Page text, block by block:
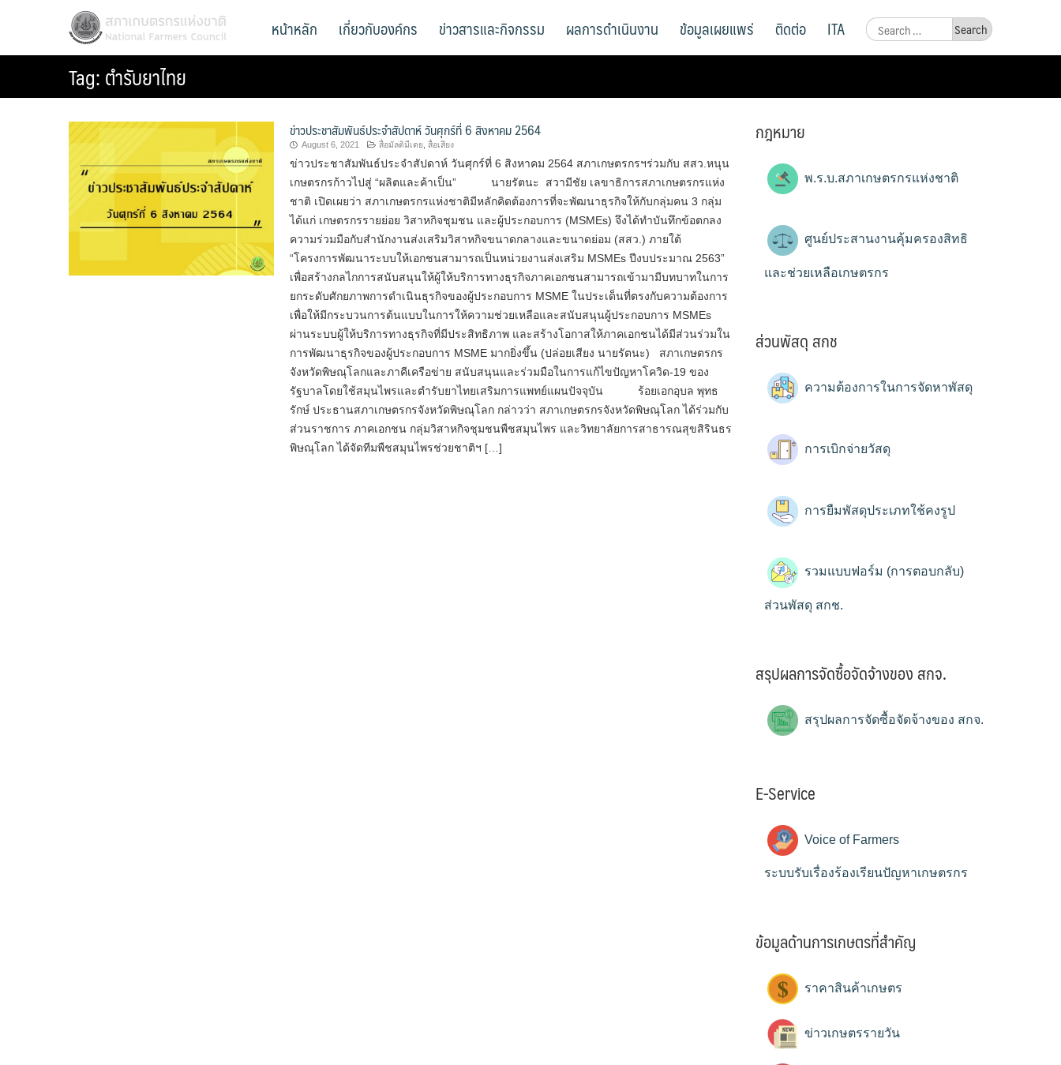
สภาเกษตรกรแห่งชาติ
National Farmers Council
Search
for:
หน้าหลัก เกี่ยวกับองค์กร ข่าวสารและกิจกรรม ผลการดำเนินงาน ข้อมูลเผยแพร่ ติดต่อ ITA
Tag:ตำรับยาไทย
ข่าวประชาสัมพันธ์ประจำสัปดาห์ วันศุกร์ที่ 6 สิงหาคม 2564
August 6, 2021 สื่อมัลติมีเดย, สื่อเสียง
ข่าวประชาสัมพันธ์ประจำสัปดาห์ วันศุกร์ที่ 6 สิงหาคม 2564 สภาเกษตรกรฯร่วมกับ สสว.หนุน
เกษตรกรก้าวไปสู่ “ผลิตและค้าเป็น” นายรัตนะ สวามีชัย เลขาธิการสภาเกษตรกรแห่ง
ชาติ เปิดเผยว่า สภาเกษตรกรแห่งชาติมีหลักคิดต้องการที่จะพัฒนาธุรกิจให้กับกลุ่มคน 3 กลุ่ม
ได้แก่ เกษตรกรรายย่อย วิสาหกิจชุมชน และผู้ประกอบการ (MSMEs) จึงได้ทำบันทึกข้อตกลง
ความร่วมมือกับสำนักงานส่งเสริมวิสาหกิจขนาดกลางและขนาดย่อม (สสว.) ภายใต้
“โครงการพัฒนาระบบให้เอกชนสามารถเป็นหน่วยงานส่งเสริม MSMEs ปีงบประมาณ 2563”
เพื่อสร้างกลไกการสนับสนุนให้ผู้ให้บริการทางธุรกิจภาคเอกชนสามารถเข้ามามีบทบาทในการ
ยกระดับศักยภาพการดำเนินธุรกิจของผู้ประกอบการ MSME ในประเด็นที่ตรงกับความต้องการ
เพื่อให้มีกระบวนการต้นแบบในการให้ความช่วยเหลือและสนับสนุนผู้ประกอบการ MSMEs
ผ่านระบบผู้ให้บริการทางธุรกิจที่มีประสิทธิภาพ และสร้างโอกาสให้ภาคเอกชนได้มีส่วนร่วมใน
การพัฒนาธุรกิจของผู้ประกอบการ MSME มากยิ่งขึ้น (ปล่อยเสียง นายรัตนะ) สภาเกษตรกร
จังหวัดพิษณุโลกและภาคีเครือข่าย สนับสนุนและร่วมมือในการแก้ไขปัญหาโควิด-19 ของ
รัฐบาลโดยใช้สมุนไพรและตำรับยาไทยเสริมการแพทย์แผนปัจจุบัน ร้อยเอกอุบล พุทธ
รักษ์ ประธานสภาเกษตรกรจังหวัดพิษณุโลก กล่าวว่า สภาเกษตรกรจังหวัดพิษณุโลก ได้ร่วมกับ
ส่วนราชการ ภาคเอกชน กลุ่มวิสาหกิจชุมชนพืชสมุนไพร และวิทยาลัยการสาธารณสุขสิรินธร
พิษณุโลก ได้จัดทีมพืชสมุนไพรช่วยชาติฯ […]
กฎหมาย
พ.ร.บ.สภาเกษตรกรแห่งชาติ
ศูนย์ประสานงานคุ้มครองสิทธิ
และช่วยเหลือเกษตรกร
ส่วนพัสดุ สกช
ความต้องการในการจัดหาพัสดุ
การเบิกจ่ายวัสดุ
การยืมพัสดุประเภทใช้คงรูป
รวมแบบฟอร์ม (การตอบกลับ)
ส่วนพัสดุ สกช.
สรุปผลการจัดซื้อจัดจ้างของ สกจ.
สรุปผลการจัดซื้อจัดจ้างของ สกจ.
E-Service
Voice of Farmers
ระบบรับเรื่องร้องเรียนปัญหาเกษตรกร
ข้อมูลด้านการเกษตรที่สำคัญ
ราคาสินค้าเกษตร
ข่าวเกษตรรายวัน